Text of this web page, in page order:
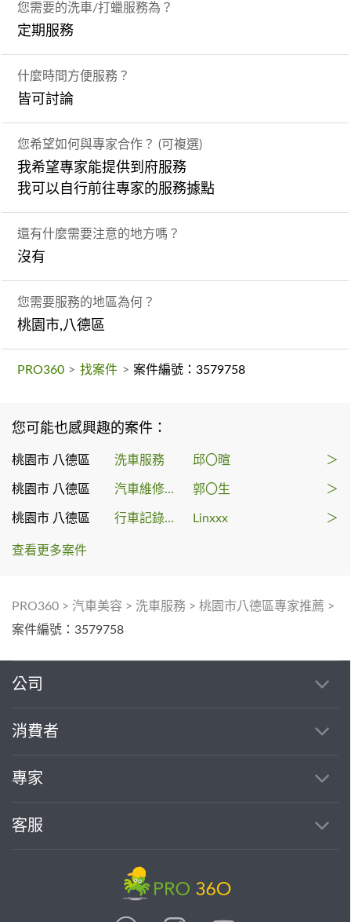
您需要的洗車/打蠟服務為？
定期服務
什麼時間方便服務？
皆可討論
您希望如何與專家合作？ (可複選)
我希望專家能提供到府服務
我可以自行前往專家的服務據點
還有什麼需要注意的地方嗎？
沒有
您需要服務的地區為何？
桃園市,八德區
PRO360 > 找案件 > 案件編號：3579758
您可能也感興趣的案件：
桃園市 八德區 洗車服務 邱〇暄 ＞
桃園市 八德區 汽車維修保養 郭〇生 ＞
桃園市 八德區 行車記錄器安裝 Linxxx ＞
查看更多案件
PRO360 > 汽車美容 > 洗車服務 > 桃園市八德區專家推薦 >
案件編號：3579758
公司
消費者
專家
客服